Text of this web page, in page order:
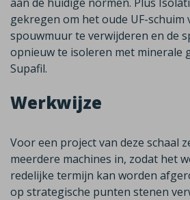
gekregen om het oude UF-schuim
spouwmuur te verwijderen en de
opnieuw te isoleren met minerale
Supafil.
Werkwijze
Voor een project van deze schaal
meerdere machines in, zodat het
redelijke termijn kan worden
op strategische punten stenen